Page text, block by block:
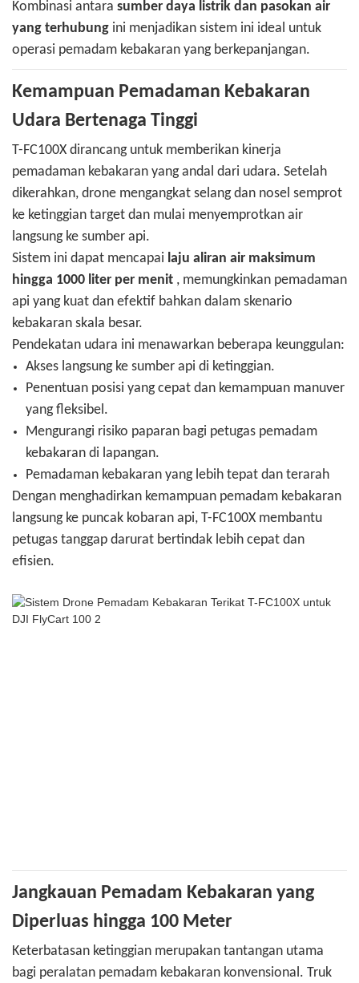
Kombinasi antara sumber daya listrik dan pasokan air
yang terhubung ini menjadikan sistem ini ideal untuk
operasi pemadam kebakaran yang berkepanjangan.
Kemampuan Pemadaman Kebakaran
Udara Bertenaga Tinggi
T-FC100X dirancang untuk memberikan kinerja
pemadaman kebakaran yang andal dari udara. Setelah
dikerahkan, drone mengangkat selang dan nosel semprot
ke ketinggian target dan mulai menyemprotkan air
langsung ke sumber api.
Sistem ini dapat mencapai laju aliran air maksimum
hingga 1000 liter per menit , memungkinkan pemadaman
api yang kuat dan efektif bahkan dalam skenario
kebakaran skala besar.
Pendekatan udara ini menawarkan beberapa keunggulan:
Akses langsung ke sumber api di ketinggian.
Penentuan posisi yang cepat dan kemampuan manuver
yang fleksibel.
Mengurangi risiko paparan bagi petugas pemadam
kebakaran di lapangan.
Pemadaman kebakaran yang lebih tepat dan terarah
Dengan menghadirkan kemampuan pemadam kebakaran
langsung ke puncak kobaran api, T-FC100X membantu
petugas tanggap darurat bertindak lebih cepat dan
efisien.
Jangkauan Pemadam Kebakaran yang
Diperluas hingga 100 Meter
Keterbatasan ketinggian merupakan tantangan utama
bagi peralatan pemadam kebakaran konvensional. Truk